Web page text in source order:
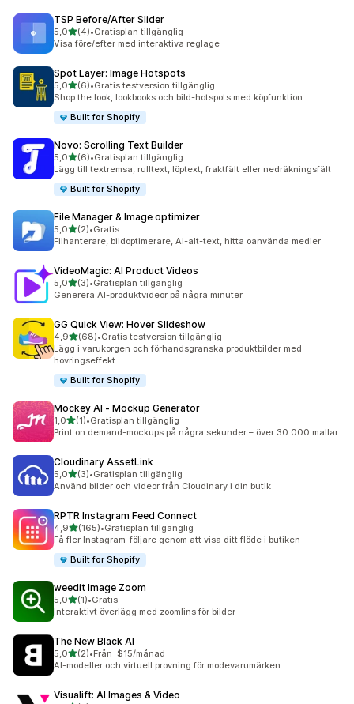
TSP Before/After Slider
5,0av 5 stjärnor
(4)
4 recensioner totalt
•Gratisplan tillgänglig
Visa före/efter med interaktiva reglage
Spot Layer: Image Hotspots
5,0av 5 stjärnor
(6)
6 recensioner totalt
•Gratis testversion tillgänglig
Shop the look, lookbooks och bild-hotspots med köpfunktion
Built for Shopify
Novo: Scrolling Text Builder
5,0av 5 stjärnor
(6)
6 recensioner totalt
•Gratisplan tillgänglig
Lägg till textremsa, rulltext, löptext, fraktfält eller nedräkningsfält
Built for Shopify
File Manager & Image optimizer
5,0av 5 stjärnor
(2)
2 recensioner totalt
•Gratis
Filhanterare, bildoptimerare, AI-alt-text, hitta oanvända medier
VideoMagic: AI Product Videos
5,0av 5 stjärnor
(3)
3 recensioner totalt
•Gratisplan tillgänglig
Generera AI-produktvideor på några minuter
GG Quick View: Hover Slideshow
4,9av 5 stjärnor
(68)
68 recensioner totalt
•Gratis testversion tillgänglig
Lägg i varukorgen och förhandsgranska produktbilder med
hovringseffekt
Built for Shopify
Mockey AI ‑ Mockup Generator
1,0av 5 stjärnor
(1)
1 recensioner totalt
•Gratisplan tillgänglig
Print on demand-mockups på några sekunder – över 30 000 mallar
Cloudinary AssetLink
5,0av 5 stjärnor
(3)
3 recensioner totalt
•Gratisplan tillgänglig
Använd bilder och videor från Cloudinary i din butik
RPTR Instagram Feed Connect
4,9av 5 stjärnor
(165)
165 recensioner totalt
•Gratisplan tillgänglig
Få fler Instagram-följare genom att visa ditt flöde i butiken
Built for Shopify
weedit Image Zoom
5,0av 5 stjärnor
(1)
1 recensioner totalt
•Gratis
Interaktivt överlägg med zoomlins för bilder
The New Black AI
5,0av 5 stjärnor
(2)
2 recensioner totalt
•Från $15/månad
AI-modeller och virtuell provning för modevarumärken
Visualift: AI Images & Video